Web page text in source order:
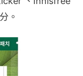
。